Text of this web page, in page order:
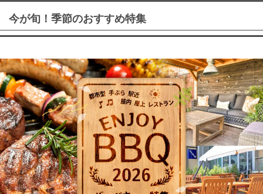
今が旬！季節のおすすめ特集